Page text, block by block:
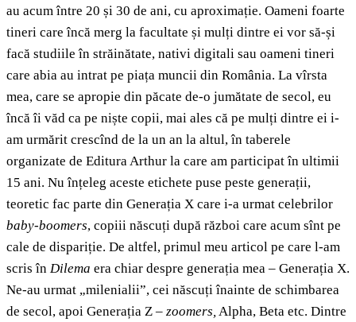
au acum între 20 și 30 de ani, cu aproximație. Oameni foarte
tineri care încă merg la facultate și mulți dintre ei vor să-și
facă studiile în străinătate, nativi digitali sau oameni tineri
care abia au intrat pe piața muncii din România. La vîrsta
mea, care se apropie din păcate de-o jumătate de secol, eu
încă îi văd ca pe niște copii, mai ales că pe mulți dintre ei i-
am urmărit crescînd de la un an la altul, în taberele
organizate de Editura Arthur la care am participat în ultimii
15 ani. Nu înțeleg aceste etichete puse peste generații,
teoretic fac parte din Generația X care i-a urmat celebrilor
baby-boomers, copiii născuți după război care acum sînt pe
cale de dispariție. De altfel, primul meu articol pe care l-am
scris în Dilema era chiar despre generația mea – Generația X.
Ne-au urmat „milenialii”, cei născuți înainte de schimbarea
de secol, apoi Generația Z – zoomers, Alpha, Beta etc. Dintre